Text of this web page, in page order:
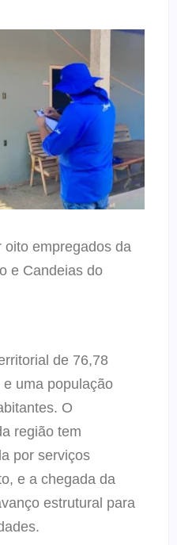
oito empregados da
e Candeias do
de 76,78
uma população
O
região tem
por serviços
e a chegada da
estrutural para